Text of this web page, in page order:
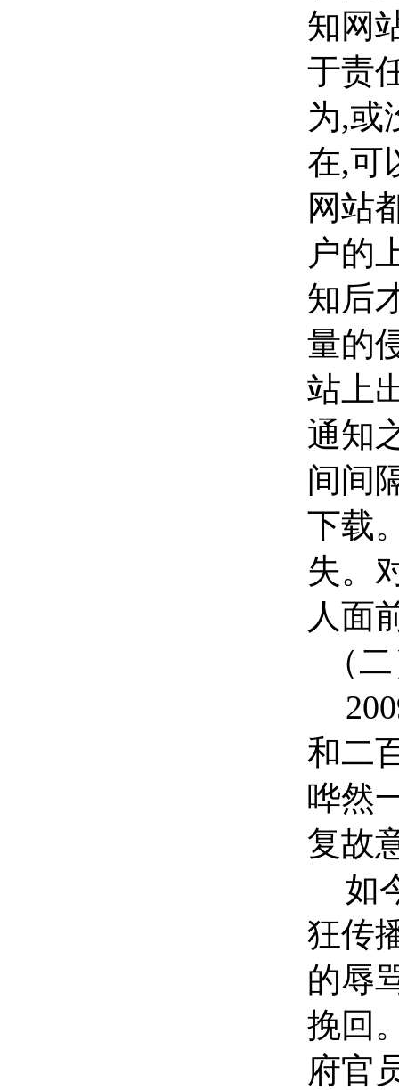
知网
于责
为,或
在,可
网站
户的
知后
量的
站上
通知
间间
下载
失。
人面
（
和二
哗然
复故
如
狂传
的辱
挽回
府官